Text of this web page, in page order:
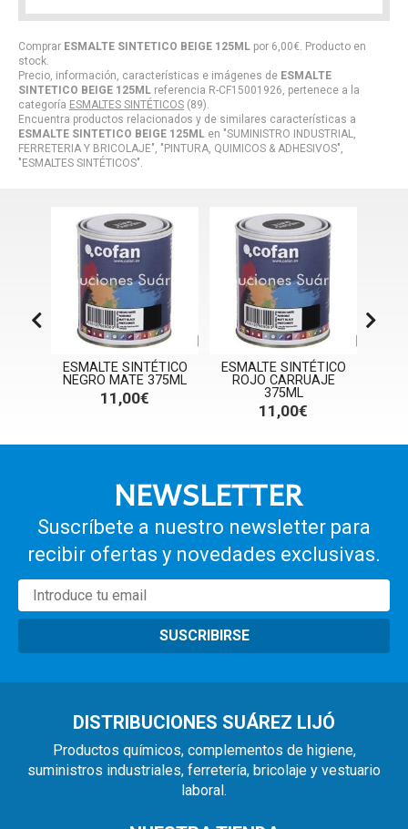
Comprar ESMALTE SINTETICO BEIGE 125ML por 6,00€. Producto en
stock.
Precio, información, características e imágenes de ESMALTE
SINTETICO BEIGE 125ML referencia R-CF15001926, pertenece a la
categoría ESMALTES SINTÉTICOS (89).
Encuentra productos relacionados y de similares características a
ESMALTE SINTETICO BEIGE 125ML en "SUMINISTRO INDUSTRIAL,
FERRETERIA Y BRICOLAJE", "PINTURA, QUIMICOS & ADHESIVOS",
"ESMALTES SINTÉTICOS".
ESMALTE SINTÉTICO
NEGRO MATE 375ML
11,00€
ESMALTE SINTÉTICO
ROJO CARRUAJE
375ML
11,00€
NEWSLETTER
Suscríbete a nuestro newsletter para
recibir ofertas y novedades exclusivas.
SUSCRIBIRSE
DISTRIBUCIONES SUÁREZ LIJÓ
Productos químicos, complementos de higiene,
suministros industriales, ferretería, bricolaje y vestuario
laboral.